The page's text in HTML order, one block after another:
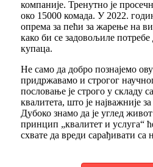
компаније. Тренутно је
око 15000 комада. У 2022.
опрема за пећи за жарење на
како би се задовољиле
купаца.
Не само да добро познајемо
придржавамо и строгог
пословање је строго у складу
квалитета, што је најважније
Дубоко знамо да је углед
принцип „квалитет и услуга“
схвате да вреди сарађивати са